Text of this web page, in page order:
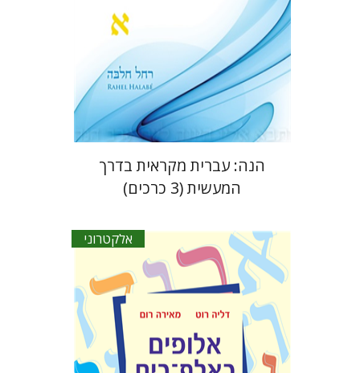
הנחת אתר ספר אלקטרוני
$46
הנה: עברית מקראית בדרך
המעשית (3 כרכים)
אלקטרוני
מאירה רום דליה רוט-גביזון